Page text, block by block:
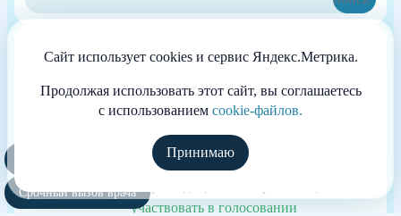
Независимая оценка качества оказания
участвовать в голосовании
Сайт использует cookies и сервис Яндекс.Метрика.
Продолжая использовать этот сайт, вы соглашаетесь
с использованием cookie-файлов.
Принимаю
Срочный вызов врача